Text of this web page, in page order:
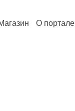
О портале